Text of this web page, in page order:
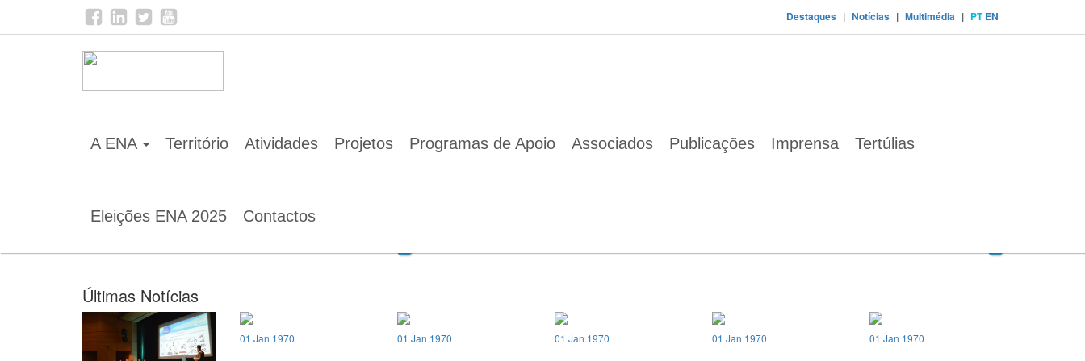
Destaques | Notícias | Multimédia | PT EN
A ENA Território Atividades Projetos Programas de Apoio Associados Publicações Imprensa Tertúlias
Eleições ENA 2025 Contactos
Home
Últimas Notícias
01 Jan 1970 01 Jan 1970 01 Jan 1970 01 Jan 1970 01 Jan 1970